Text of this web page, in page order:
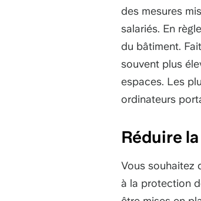
des mesures
salariés. En
du bâtiment.
souvent plus
espaces. Les
ordinateurs
Réduire
Vous souhaitez
à la protection